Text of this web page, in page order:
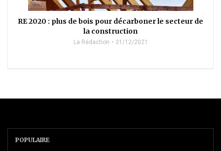
RE 2020 : plus de bois pour décarboner le secteur de
la construction
La Rédaction 31/12/2021
POPULAIRE